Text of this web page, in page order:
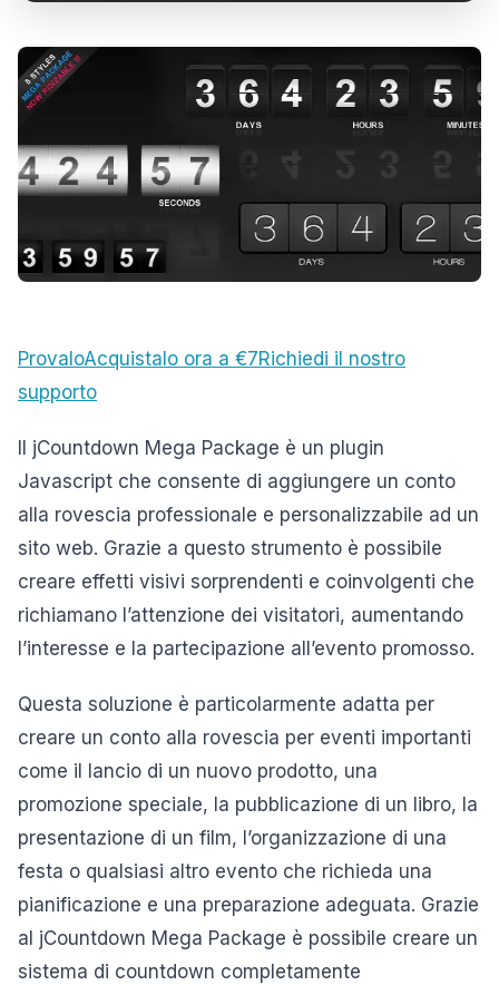
ProvaloAcquistalo ora a €7Richiedi il nostro
supporto
Il jCountdown Mega Package è un plugin
Javascript che consente di aggiungere un conto
alla rovescia professionale e personalizzabile ad un
sito web. Grazie a questo strumento è possibile
creare effetti visivi sorprendenti e coinvolgenti che
richiamano l’attenzione dei visitatori, aumentando
l’interesse e la partecipazione all’evento promosso.
Questa soluzione è particolarmente adatta per
creare un conto alla rovescia per eventi importanti
come il lancio di un nuovo prodotto, una
promozione speciale, la pubblicazione di un libro, la
presentazione di un film, l’organizzazione di una
festa o qualsiasi altro evento che richieda una
pianificazione e una preparazione adeguata. Grazie
al jCountdown Mega Package è possibile creare un
sistema di countdown completamente